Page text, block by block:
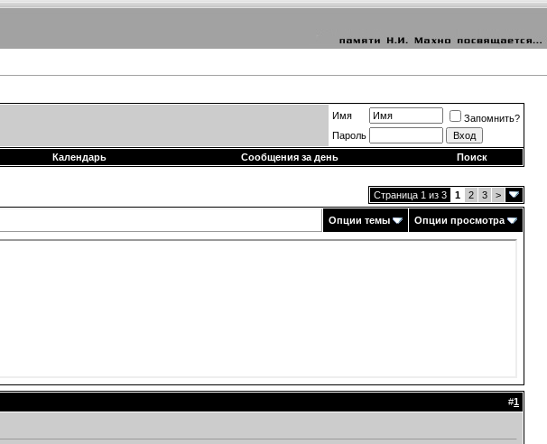
Имя
Запомнить?
Пароль
Календарь Сообщения за день Поиск
Страница 1 из 3 1 2 3 >
Опции темы Опции просмотра
#1